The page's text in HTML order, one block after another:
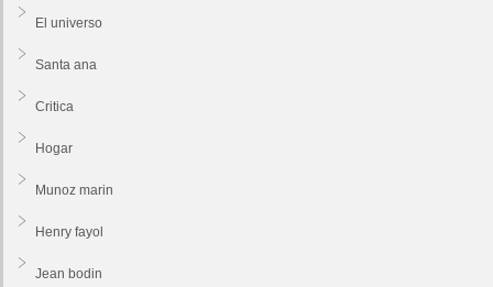
El universo
Santa ana
Critica
Hogar
Munoz marin
Henry fayol
Jean bodin